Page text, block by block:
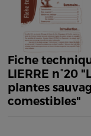
Fiche
LIERRE n°20
plantes
comestibles"